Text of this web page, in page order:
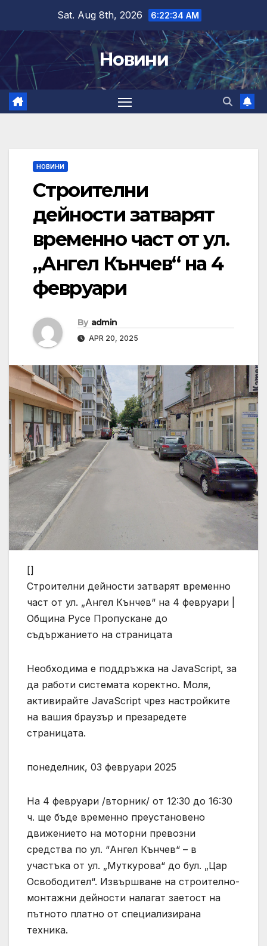
content
Sat. Aug 8th, 2026 6:22:35 AM
Новини
НОВИНИ
Строителни
дейности затварят
временно част от ул.
„Ангел Кънчев“ на 4
февруари
By admin
APR 20, 2025
[]
Строителни дейности затварят временно
част от ул. „Ангел Кънчев“ на 4 февруари |
Община Русе Пропускане до
съдържанието на страницата
Необходима е поддръжка на JavaScript, за
да работи системата коректно. Моля,
активирайте JavaScript чрез настройките
на вашия браузър и презаредете
страницата.
понеделник, 03 февруари 2025
На 4 февруари /вторник/ от 12:30 до 16:30
ч. ще бъде временно преустановено
движението на моторни превозни
средства по ул. “Ангел Кънчев“ – в
участъка от ул. „Муткурова“ до бул. „Цар
Освободител“. Извършване на строително-
монтажни дейности налагат заетост на
пътното платно от специализирана
техника.